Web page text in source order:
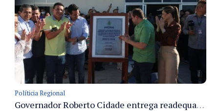
Políticia Regional
Governador Roberto Cidade entrega readequação do ambulatório da FCecon e amplia capacidade de atendimento oncológico em Manaus